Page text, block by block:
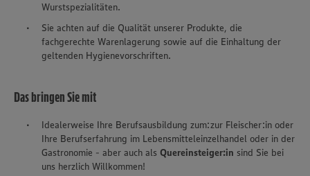
Wurstspezialitäten.
Sie achten auf die Qualität unserer Produkte, die
fachgerechte Warenlagerung sowie auf die Einhaltung der
geltenden Hygienevorschriften.
Das bringen Sie mit
Idealerweise Ihre Berufsausbildung zum:zur Fleischer:in oder
Ihre Berufserfahrung im Lebensmitteleinzelhandel oder in der
Gastronomie - aber auch als Quereinsteiger:in sind Sie bei
uns herzlich Willkommen!